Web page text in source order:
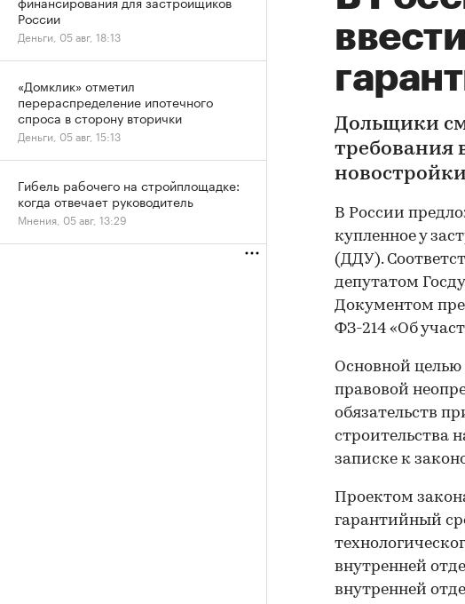
Дольщики
требования
новостройки
В России
купленное у
(ДДУ).
депутатом
Документом
ФЗ-214 «Об
Основной целью
правовой
обязательств
строительства
записке к
Проектом
гарантийный
внутренней
внутренней
России
Деньги, 05 авг, 18:13
«Домклик» отметил
перераспределение ипотечного
спроса в сторону вторички
Деньги, 05 авг, 15:13
Гибель рабочего на стройплощадке:
когда отвечает руководитель
Мнения, 05 авг, 13:29